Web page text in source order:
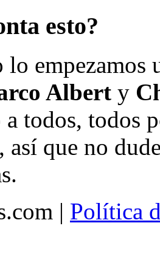
esto?
lo empezamos
Albert y
a todos, todos
así que no
| Política